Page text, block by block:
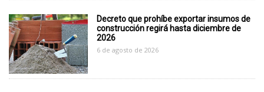
Decreto que prohíbe exportar insumos de
construcción regirá hasta diciembre de
2026
6 de agosto de 2026